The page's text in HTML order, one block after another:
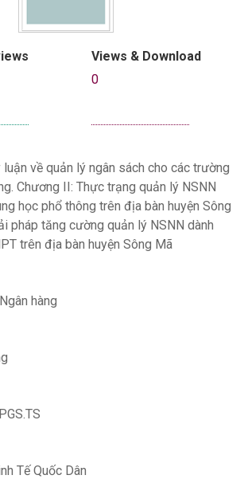
Views & Download
0
về quản lý ngân sách cho các trường
Chương II: Thực trạng quản lý NSNN
học phổ thông trên địa bàn huyện Sông
pháp tăng cường quản lý NSNN dành
trên địa bàn huyện Sông Mã
hàng
Tế Quốc Dân